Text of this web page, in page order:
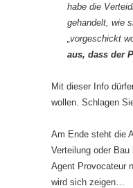
habe die
gehandelt, wie
„vorgeschickt
aus, dass der
Mit dieser Info
wollen. Schlagen
Am Ende steht die
Verteilung oder
Agent Provocateur
wird sich zeigen…